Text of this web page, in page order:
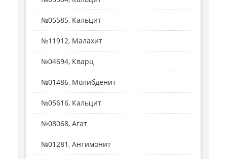
№05585, Кальцит
№11912, Малахит
№04694, Кварц
№01486, Молибденит
№05616, Кальцит
№08068, Агат
№01281, Антимонит